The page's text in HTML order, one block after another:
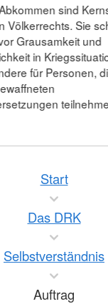
sind
Völkerrechts. Sie
Grausamkeit und
in
für Personen,
Start
Das DRK
Selbstverständnis
Auftrag